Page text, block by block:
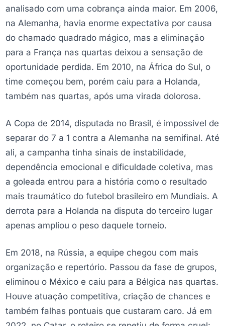
analisado com uma cobrança ainda maior. Em 2006,
na Alemanha, havia enorme expectativa por causa
do chamado quadrado mágico, mas a eliminação
para a França nas quartas deixou a sensação de
oportunidade perdida. Em 2010, na África do Sul, o
time começou bem, porém caiu para a Holanda,
também nas quartas, após uma virada dolorosa.
A Copa de 2014, disputada no Brasil, é impossível de
separar do 7 a 1 contra a Alemanha na semifinal. Até
ali, a campanha tinha sinais de instabilidade,
dependência emocional e dificuldade coletiva, mas
a goleada entrou para a história como o resultado
mais traumático do futebol brasileiro em Mundiais. A
derrota para a Holanda na disputa do terceiro lugar
apenas ampliou o peso daquele torneio.
Em 2018, na Rússia, a equipe chegou com mais
organização e repertório. Passou da fase de grupos,
eliminou o México e caiu para a Bélgica nas quartas.
Houve atuação competitiva, criação de chances e
também falhas pontuais que custaram caro. Já em